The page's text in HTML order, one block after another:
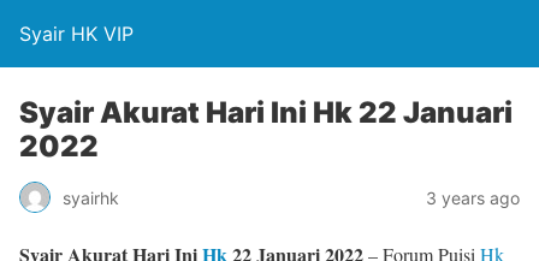
Syair HK VIP
Syair Akurat Hari Ini Hk 22 Januari
2022
syairhk 3 years ago
Syair Akurat Hari IniHk22 Januari 2022– Forum Puisi Hk